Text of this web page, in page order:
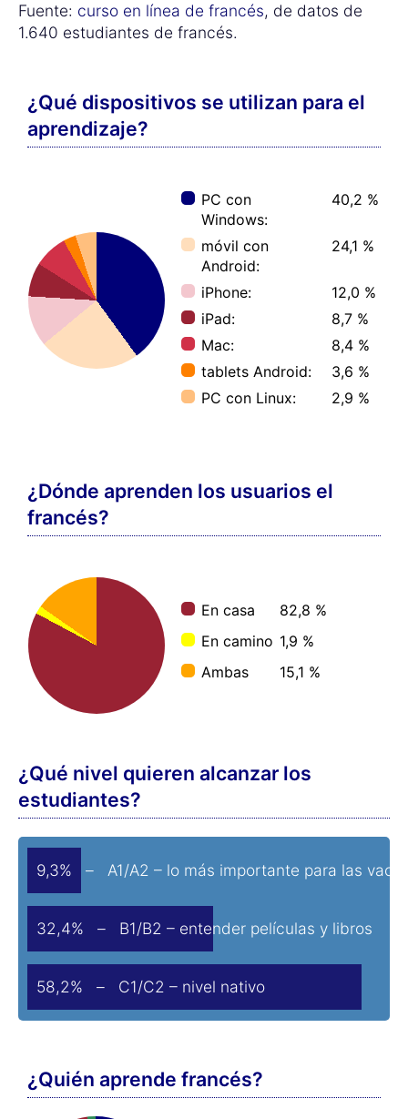
Fuente: curso en línea de francés, de datos de
1.640 estudiantes de francés.
¿Qué dispositivos se utilizan para el
aprendizaje?
PC con
Windows:
40,2 %
móvil con
Android:
24,1 %
iPhone:
12,0 %
iPad:
8,7 %
Mac:
8,4 %
tablets Android:
3,6 %
PC con Linux:
2,9 %
¿Dónde aprenden los usuarios el
francés?
En casa
82,8 %
En camino 1,9 %
Ambas
15,1 %
¿Qué nivel quieren alcanzar los
estudiantes?
9,3% – A1/A2 – lo más importante para las
32,4% – B1/B2 – entender películas y libros
58,2% – C1/C2 – nivel nativo
¿Quién aprende francés?